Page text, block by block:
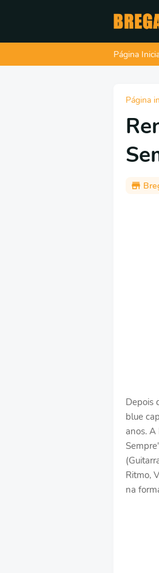
Página
Página
Depois
blue
anos. A
Ritmo,
na